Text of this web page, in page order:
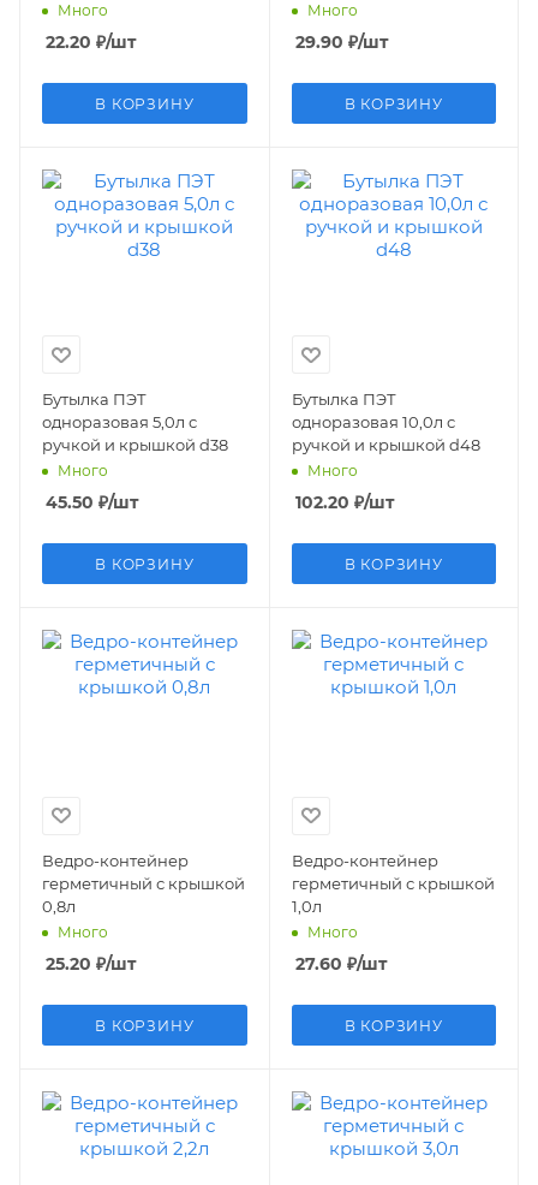
Много
22.20 ₽/шт
В КОРЗИНУ
Много
29.90 ₽/шт
В КОРЗИНУ
Бутылка ПЭТ
одноразовая 5,0л с
ручкой и крышкой d38
Много
45.50 ₽/шт
В КОРЗИНУ
Бутылка ПЭТ
одноразовая 10,0л с
ручкой и крышкой d48
Много
102.20 ₽/шт
В КОРЗИНУ
Ведро-контейнер
герметичный с крышкой
0,8л
Много
25.20 ₽/шт
В КОРЗИНУ
Ведро-контейнер
герметичный с крышкой
1,0л
Много
27.60 ₽/шт
В КОРЗИНУ